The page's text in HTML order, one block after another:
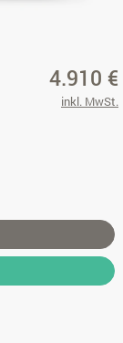
4.910 €
inkl. MwSt.